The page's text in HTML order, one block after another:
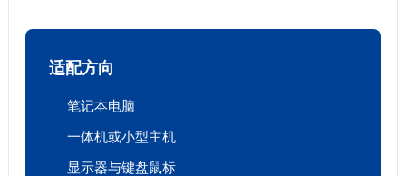
适配方向
笔记本电脑
一体机或小型主机
显示器与键盘鼠标